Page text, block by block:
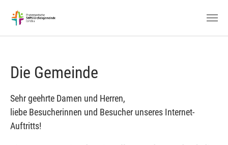
Die Gemeinde
Sehr geehrte Damen und Herren,
liebe Besucherinnen und Besucher unseres Internet-
Auftritts!